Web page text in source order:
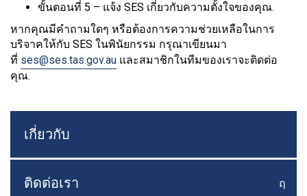
ขั้นตอนที่ 5 – แจ้ง SES เกี่ยวกับความตั้งใจของคุณ.
หากคุณมีคำถามใดๆ หรือต้องการความช่วยเหลือในการ
บริจาคให้กับ SES ในพินัยกรรม กรุณาเขียนมา
ที่ ses@ses.tas.gov.au และสมาชิกในทีมของเราจะติดต่อ
คุณ.
เกี่ยวกับ
ติดต่อเรา สลับ
ฤ